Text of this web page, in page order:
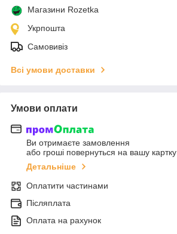
Магазини Rozetka
Укрпошта
Самовивіз
Всі умови доставки
Умови оплати
Ви отримаєте замовлення
або гроші повернуться на вашу картку
Детальніше
Оплатити частинами
Післяплата
Оплата на рахунок